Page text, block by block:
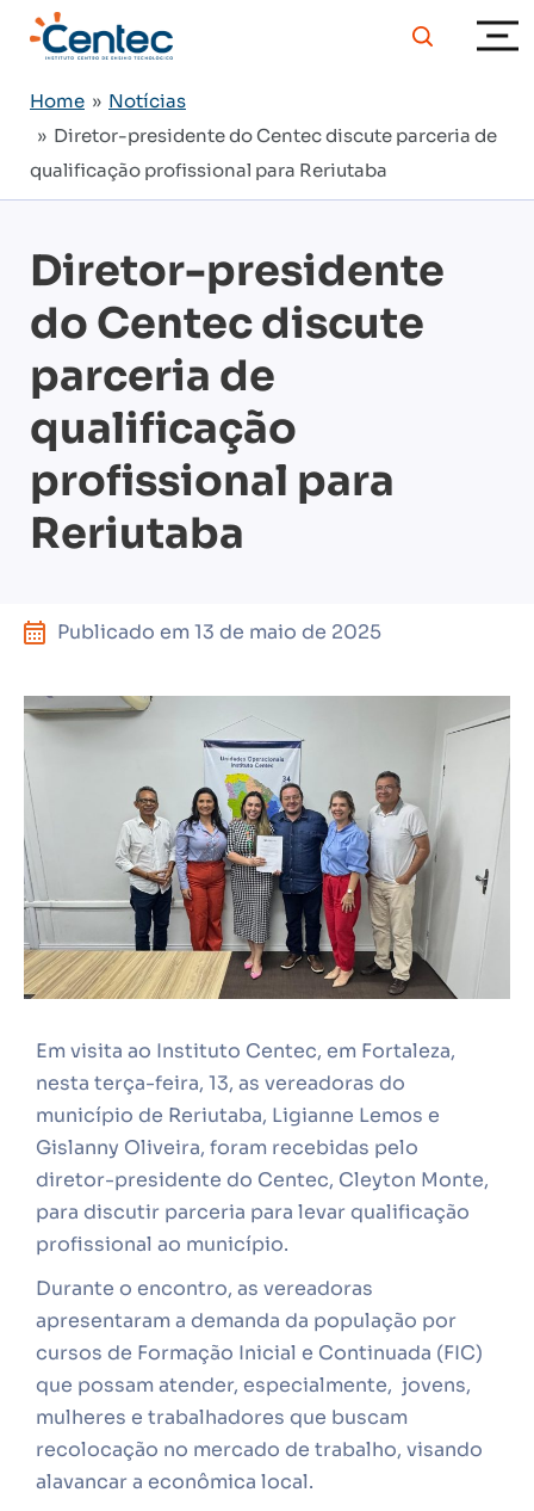
Home » Notícias
» Diretor-presidente do Centec discute parceria de
qualificação profissional para Reriutaba
Diretor-presidente
do Centec discute
parceria de
qualificação
profissional para
Reriutaba
Publicado em 13 de maio de 2025
Em visita ao Instituto Centec, em Fortaleza,
nesta terça-feira, 13, as vereadoras do
município de Reriutaba, Ligianne Lemos e
Gislanny Oliveira, foram recebidas pelo
diretor-presidente do Centec, Cleyton Monte,
para discutir parceria para levar qualificação
profissional ao município.
Durante o encontro, as vereadoras
apresentaram a demanda da população por
cursos de Formação Inicial e Continuada (FIC)
que possam atender, especialmente, jovens,
mulheres e trabalhadores que buscam
recolocação no mercado de trabalho, visando
alavancar a econômica local.